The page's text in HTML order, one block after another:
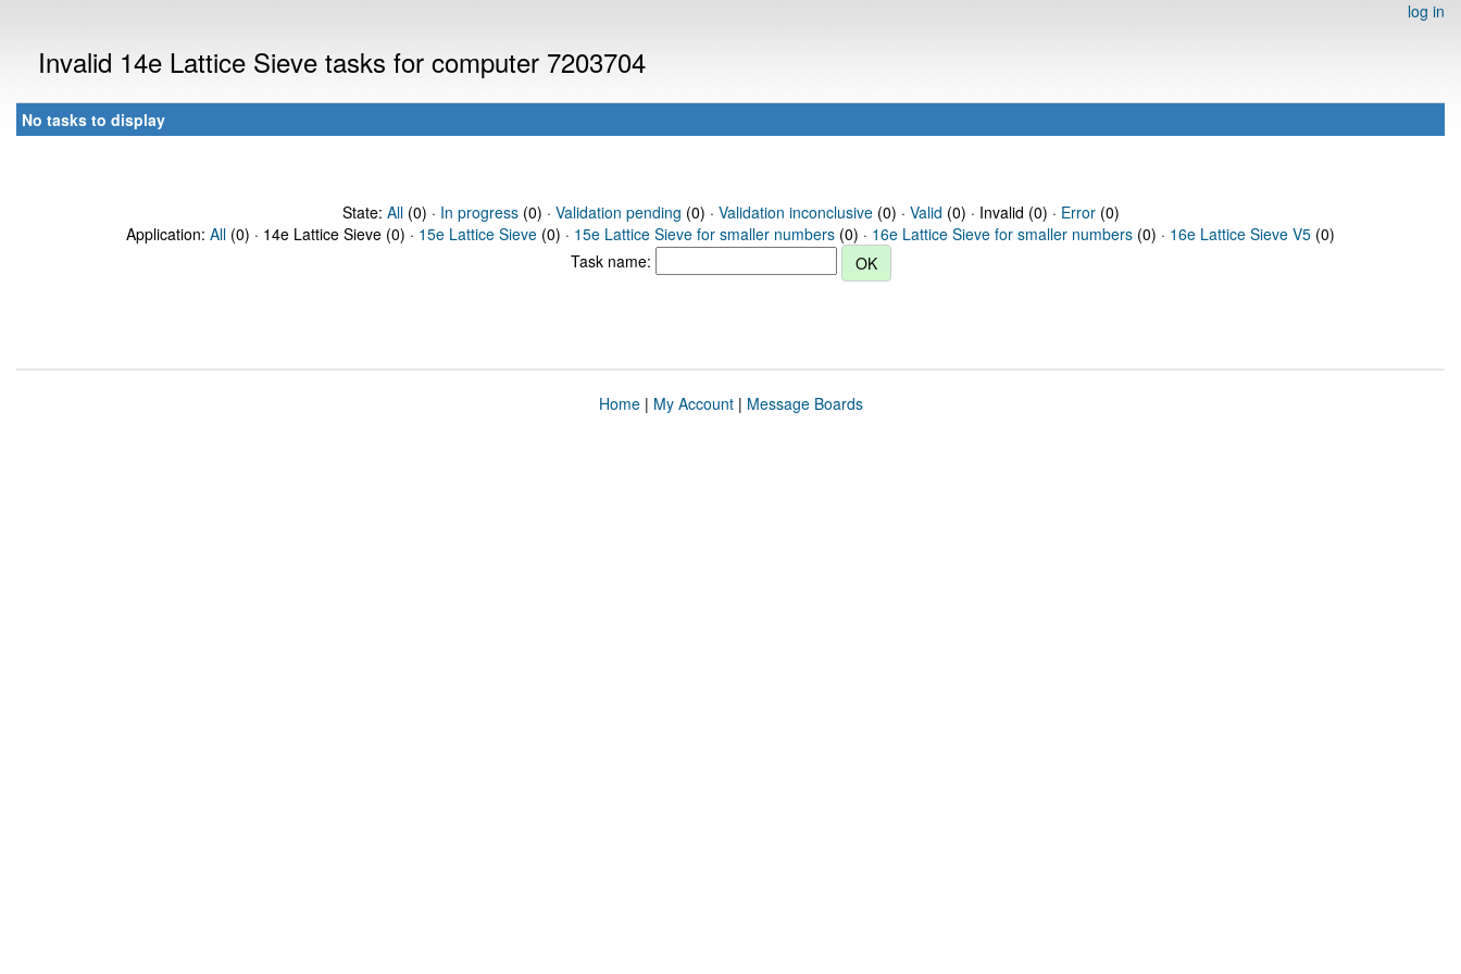
log in
Invalid 14e Lattice Sieve tasks for computer 7203704
No tasks to display
State: All(0) · In progress(0) · Validation pending (0) · Validation inconclusive(0) · Valid (0) · Invalid (0) · Error(0)
Application: All (0) · 14e Lattice Sieve (0) · 15e Lattice Sieve (0) · 15e Lattice Sieve for smaller numbers (0) · 16e Lattice Sieve for smaller numbers (0) · 16e Lattice Sieve V5 (0)
Task name:
Home| My Account| Message Boards